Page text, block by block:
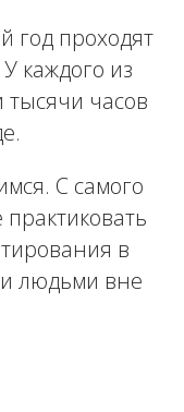
год проходят
каждого из
тысячи часов
С самого
в
людьми вне